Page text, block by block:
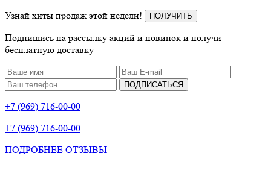
Узнай хиты продаж этой недели!
ПОЛУЧИТЬ
Подпишись на рассылку акций и новинок и получи
бесплатную доставку
ПОДПИСАТЬСЯ
+7 (969) 716-00-00
+7 (969) 716-00-00
ПОДРОБНЕЕ ОТЗЫВЫ